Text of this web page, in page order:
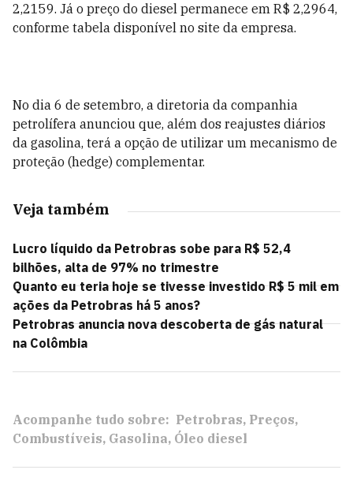
2,2159. Já o preço do diesel permanece em R$ 2,2964,
conforme tabela disponível no site da empresa.
No dia 6 de setembro, a diretoria da companhia
petrolífera anunciou que, além dos reajustes diários
da gasolina, terá a opção de utilizar um mecanismo de
proteção (hedge) complementar.
Veja também
Lucro líquido da Petrobras sobe para R$ 52,4
bilhões, alta de 97% no trimestre
Quanto eu teria hoje se tivesse investido R$ 5 mil em
ações da Petrobras há 5 anos?
Petrobras anuncia nova descoberta de gás natural
na Colômbia
Acompanhe tudo sobre: Petrobras Preços
Combustíveis Gasolina Óleo diesel